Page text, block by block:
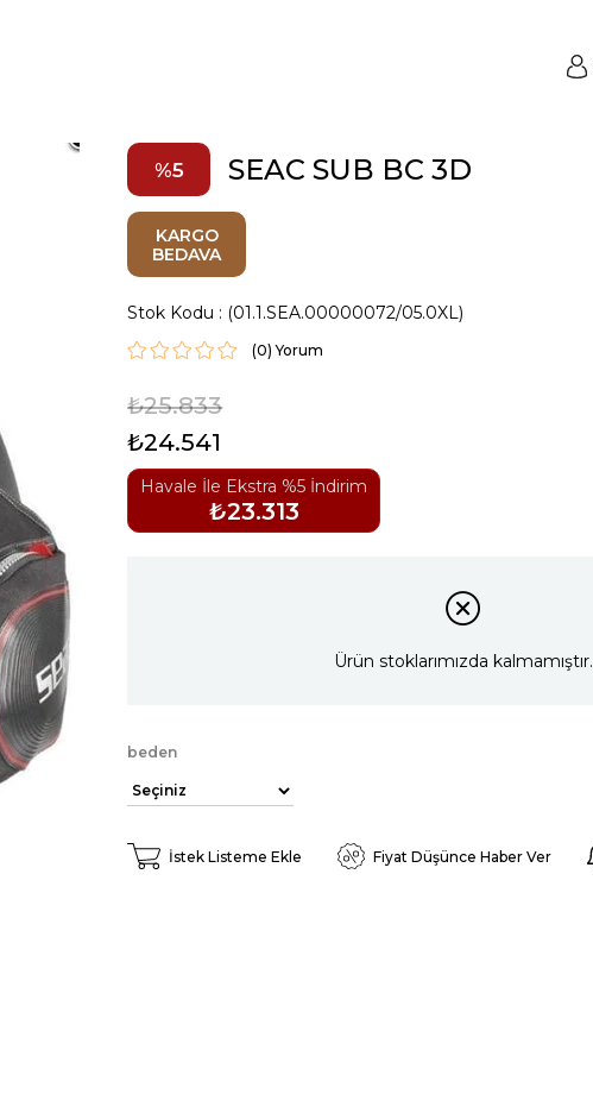
5 SEAC SUB BC 3D
KARGO
BEDAVA
Stok Kodu (01.1.SEA.00000072/05.0XL)
(0)
₺25.833
₺24.541
Havale İle Ekstra %5 İndirim
₺23.313
Ürün stoklarımızda kalmamıştır.
beden
İstek Listeme Ekle Fiyat Düşünce Haber Ver